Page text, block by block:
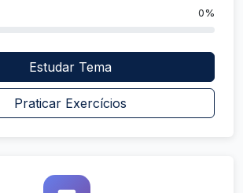
0%
Estudar Tema
Praticar Exercícios